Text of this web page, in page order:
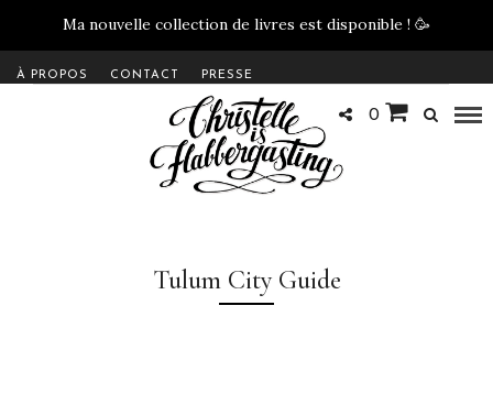
Ma nouvelle collection de livres est disponible ! 🥳
À PROPOS CONTACT PRESSE
0
Tulum City Guide